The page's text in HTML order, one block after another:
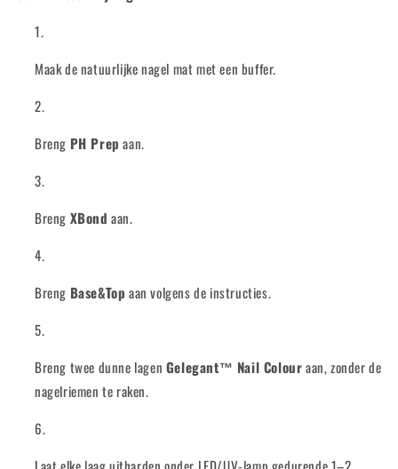
Maak de natuurlijke nagel mat met een buffer.
Breng PH Prep aan.
Breng XBond aan.
Breng Base&Top aan volgens de instructies.
Breng twee dunne lagen Gelegant™ Nail Colouraan, zonder de
nagelriemen te raken.